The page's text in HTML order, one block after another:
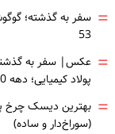
=
53
= عکس| سفر به
پولاد کیمیایی؛ دهه 60
= بهترین دیسک چرخ
(سوراخ‌دار و ساده)